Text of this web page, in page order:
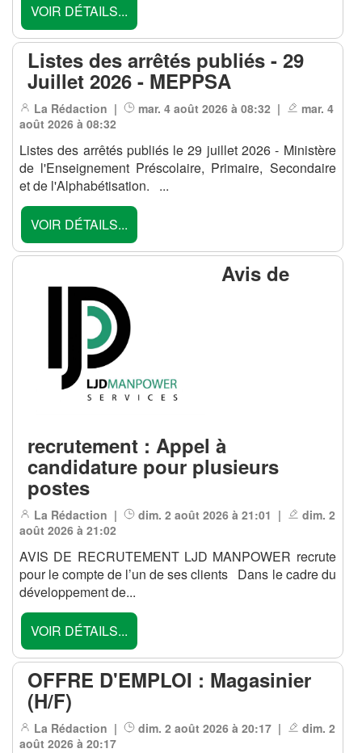
VOIR DÉTAILS...
Listes des arrêtés publiés - 29
Juillet 2026 - MEPPSA
La Rédaction | mar. 4 août 2026 à 08:32 |
mar. 4
août 2026 à 08:32
Listes des arrêtés publiés le 29 juillet 2026 - Ministère
de l'Enseignement Préscolaire, Primaire, Secondaire
et de l'Alphabétisation. ...
VOIR DÉTAILS...
Avis de
recrutement : Appel à
candidature pour plusieurs
postes
La Rédaction | dim. 2 août 2026 à 21:01 |
dim. 2
août 2026 à 21:02
AVIS DE RECRUTEMENT LJD MANPOWER recrute
pour le compte de l’un de ses clients Dans le cadre du
développement de...
VOIR DÉTAILS...
OFFRE D'EMPLOI : Magasinier
(H/F)
La Rédaction | dim. 2 août 2026 à 20:17 |
dim. 2
août 2026 à 20:17